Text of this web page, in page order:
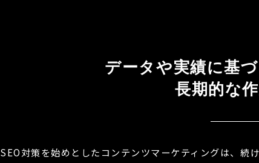
データや実績に基
長期的な
SEO対策を始めとしたコンテンツマーケティングは、続